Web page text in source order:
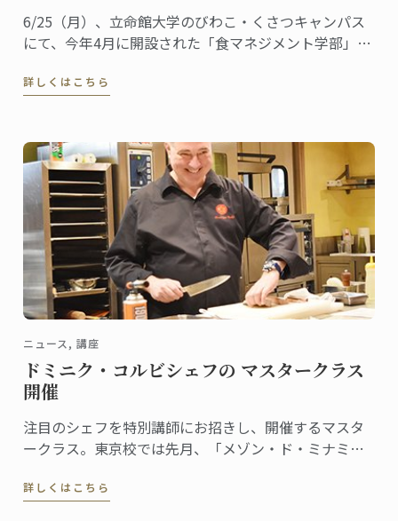
6/25（月）、立命館大学のびわこ・くさつキャンパス
にて、今年4月に開設された「食マネジメント学部」の
ーは立命館大学と教学提携し、同学部において「グロ
詳しくはこちら
ニュース, 講座
ドミニク・コルビシェフの マスタークラス
開催
注目のシェフを特別講師にお招きし、開催するマスタ
ークラス。東京校では先月、「メゾン・ド・ミナミ」
ク・コルビシェフに来ていただきました。
詳しくはこちら